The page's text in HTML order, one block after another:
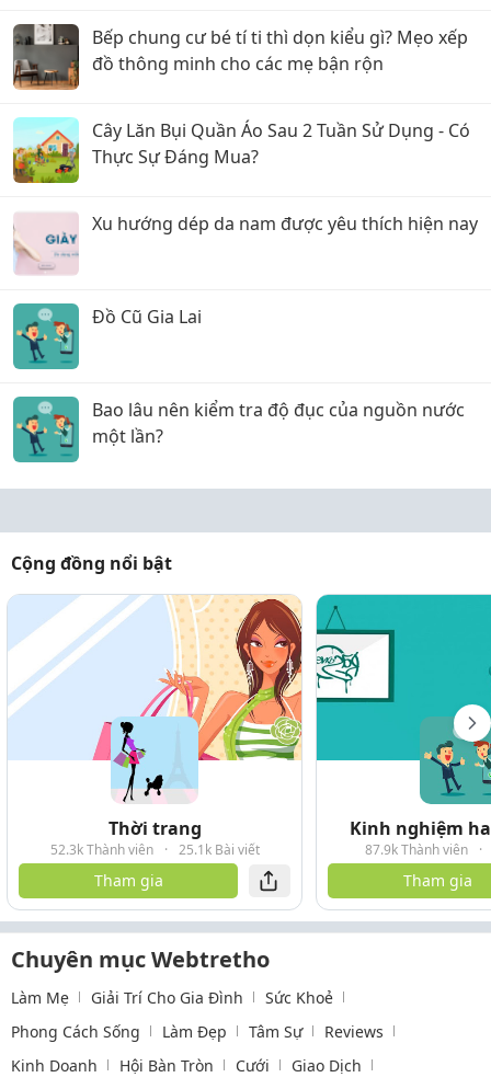
Bếp chung cư bé tí ti thì dọn kiểu gì? Mẹo xếp
đồ thông minh cho các mẹ bận rộn
Cây Lăn Bụi Quần Áo Sau 2 Tuần Sử Dụng - Có
Thực Sự Đáng Mua?
Xu hướng dép da nam được yêu thích hiện nay
Đồ Cũ Gia Lai
Bao lâu nên kiểm tra độ đục của nguồn nước
một lần?
Cộng đồng nổi bật
Thời trang
52.3k Thành viên · 25.1k Bài viết
Tham gia
Kinh nghiệm
87.9k Thành viên ·
Tham gia
Chuyên mục Webtretho
Làm Mẹ Giải Trí Cho Gia Đình
Sức Khoẻ
Phong Cách Sống
Làm Đẹp Tâm Sự
Reviews
Kinh Doanh
Hội Bàn Tròn Cưới
Giao Dịch